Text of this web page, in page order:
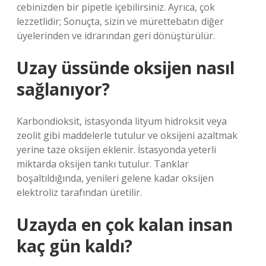
cebinizden bir pipetle içebilirsiniz. Ayrıca, çok
lezzetlidir; Sonuçta, sizin ve mürettebatın diğer
üyelerinden ve idrarından geri dönüştürülür.
Uzay üssünde oksijen nasıl
sağlanıyor?
Karbondioksit, istasyonda lityum hidroksit veya
zeolit ​​gibi maddelerle tutulur ve oksijeni azaltmak
yerine taze oksijen eklenir. İstasyonda yeterli
miktarda oksijen tankı tutulur. Tanklar
boşaltıldığında, yenileri gelene kadar oksijen
elektroliz tarafından üretilir.
Uzayda en çok kalan insan
kaç gün kaldı?